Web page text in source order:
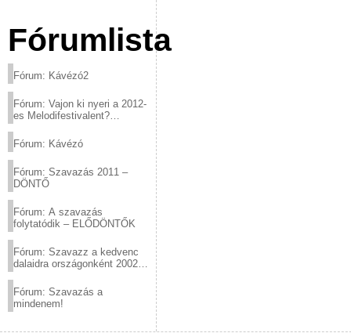
Fórumlista
Fórum: Kávézó2
Fórum: Vajon ki nyeri a 2012-
es Melodifestivalent?
Fórum: Kávézó
Fórum: Szavazás 2011 –
DÖNTŐ
Fórum: A szavazás
folytatódik – ELŐDÖNTŐK
Fórum: Szavazz a kedvenc
dalaidra országonként 2002
Fórum: Szavazás a
mindenem!